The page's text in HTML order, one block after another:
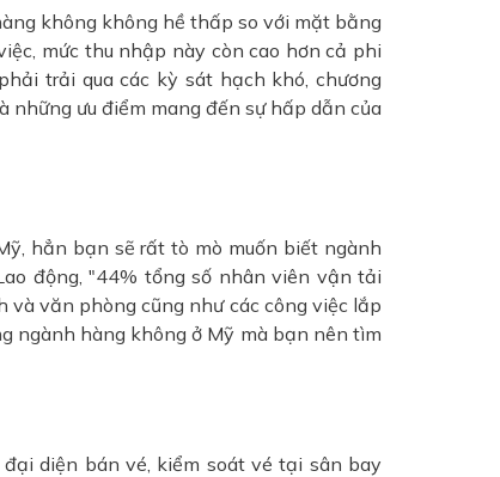
không không hề thấp so với mặt bằng
mức thu nhập này còn cao hơn cả phi
trải qua các kỳ sát hạch khó, chương
những ưu điểm mang đến sự hấp dẫn của
hẳn bạn sẽ rất tò mò muốn biết ngành
động, "44% tổng số nhân viên vận tải
và văn phòng cũng như các công việc lắp
ngành hàng không ở Mỹ mà bạn nên tìm
diện bán vé, kiểm soát vé tại sân bay